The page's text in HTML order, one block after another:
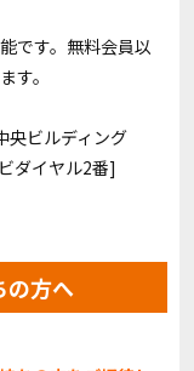
です。無料会員以
す。
央ビルディング
ダイヤル2番]
の方へ